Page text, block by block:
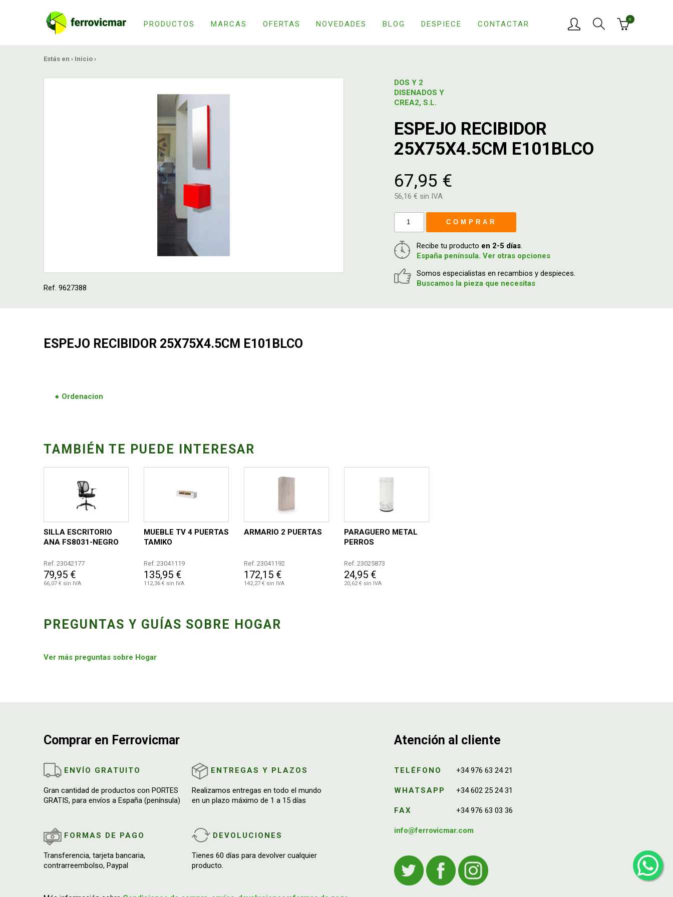
PRODUCTOS MARCAS OFERTAS NOVEDADES BLOG DESPIECE CONTACTAR
0
Estás en › Inicio ›
Ref. 9627388
DOS Y 2
DISENADOS Y
CREA2, S.L.
ESPEJO RECIBIDOR
25X75X4.5CM E101BLCO
67,95 €
56,16 € sin IVA
COMPRAR
Recibe tu producto en 2-5 días.
España península. Ver otras opciones
Somos especialistas en recambios y despieces.
Buscamos la pieza que necesitas
ESPEJO RECIBIDOR 25X75X4.5CM E101BLCO
Ordenacion
TAMBIÉN TE PUEDE INTERESAR
SILLA ESCRITORIO
ANA FS8031-NEGRO
Ref. 23042177
79,95 €
66,07 € sin IVA
MUEBLE TV 4 PUERTAS
TAMIKO
Ref. 23041119
135,95 €
112,36 € sin IVA
ARMARIO 2 PUERTAS
Ref. 23041192
172,15 €
142,27 € sin IVA
PARAGUERO METAL
PERROS
Ref. 23025873
24,95 €
20,62 € sin IVA
PREGUNTAS Y GUÍAS SOBRE HOGAR
Ver más preguntas sobre Hogar
Comprar en Ferrovicmar
ENVÍO GRATUITO
Gran cantidad de productos con PORTES
GRATIS, para envíos a España (península)
ENTREGAS Y PLAZOS
Realizamos entregas en todo el mundo
en un plazo máximo de 1 a 15 días
FORMAS DE PAGO
Transferencia, tarjeta bancaria,
contrarreembolso, Paypal
DEVOLUCIONES
Tienes 60 días para devolver cualquier
producto.
Atención al cliente
TELÉFONO +34 976 63 24 21
WHATSAPP +34 602 25 24 31
FAX +34 976 63 03 36
info@ferrovicmar.com